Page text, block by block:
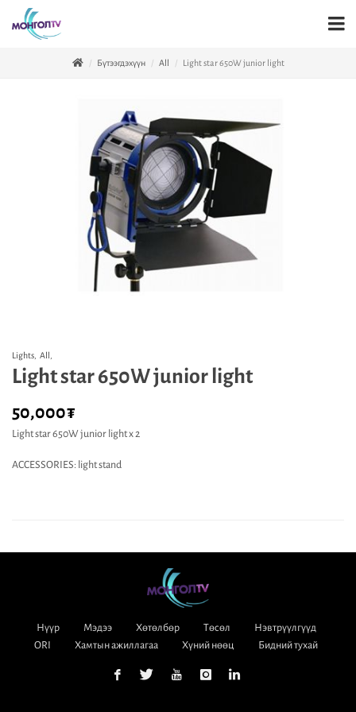
Бүтээгдэхүүн All Light star 650W junior light
Lights All
Light star 650W junior light
50,000₮
Light star 650W junior light x 2
ACCESSORIES: light stand
Нүүр Мэдээ Хөтөлбөр Төсөл
Нэвтрүүлгүүд
ORI
Хамтын ажиллагаа Хүний нөөц Бидний тухай